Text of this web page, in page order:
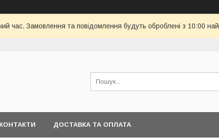
час. Замовлення та повідомлення будуть оброблені з 10:00
КОНТАКТИ ДОСТАВКА ТА ОПЛАТА